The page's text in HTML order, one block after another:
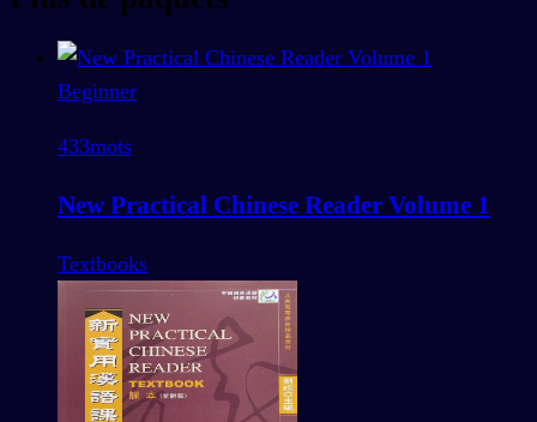
Beginner
433mots
New Practical Chinese Reader Volume 1
Textbooks